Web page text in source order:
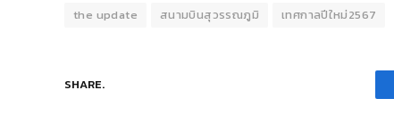
the update สนามบินสุวรรณภูมิ เทศกาลปีใหม่2567
SHARE.